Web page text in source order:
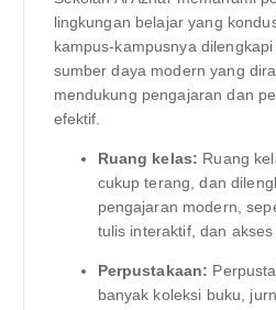
lingkungan belajar yang
kampus-kampusnya
sumber daya modern yang
mendukung pengajaran dan
efektif.
Ruang kelas: Ruang
cukup terang, dan
pengajaran modern,
tulis interaktif, dan akses
Perpustakaan:
banyak koleksi buku,